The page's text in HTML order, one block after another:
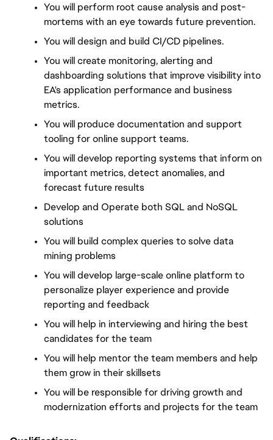
You will perform root cause analysis and post-
mortems with an eye towards future prevention.
You will design and build CI/CD pipelines.
You will create monitoring, alerting and
dashboarding solutions that improve visibility into
EA's application performance and business
metrics.
You will produce documentation and support
tooling for online support teams.
You will develop reporting systems that inform on
important metrics, detect anomalies, and
forecast future results
Develop and Operate both SQL and NoSQL
solutions
You will build complex queries to solve data
mining problems
You will develop large-scale online platform to
personalize player experience and provide
reporting and feedback
You will help in interviewing and hiring the best
candidates for the team
You will help mentor the team members and help
them grow in their skillsets
You will be responsible for driving growth and
modernization efforts and projects for the team